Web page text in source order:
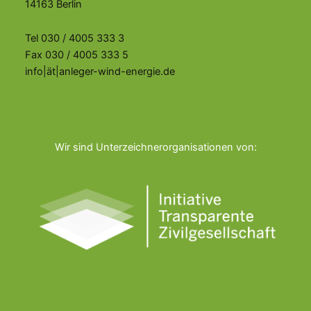
14163 Berlin
Tel 030 / 4005 333 3
Fax 030 / 4005 333 5
info|ät|anleger-wind-energie.de
Wir sind Unterzeichnerorganisationen von: